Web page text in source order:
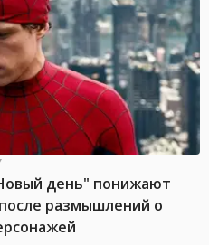
день" понижают
размышлений о